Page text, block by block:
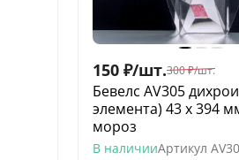
150 ₽/шт.300 ₽/шт.
Бевелс AV305
элемента) 43 х 394
мороз
В наличииАртикул